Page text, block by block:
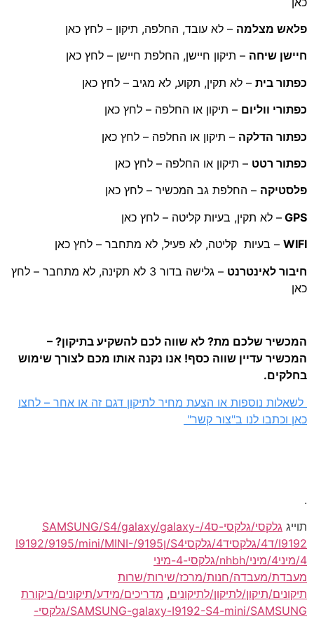
פלאש מצלמה – לא עובד, החלפה, תיקון – לחץ כאן
חיישן שיחה – תיקון חיישן, החלפת חיישן – לחץ כאן
כפתור בית – לא תקין, תקוע, לא מגיב – לחץ כאן
כפתורי ווליום – תיקון או החלפה – לחץ כאן
כפתור הדלקה – תיקון או החלפה – לחץ כאן
כפתור רטט – תיקון או החלפה – לחץ כאן
פלסטיקה – החלפת גב המכשיר – לחץ כאן
GPS – לא תקין, בעיות קליטה – לחץ כאן
WIFI – בעיות קליטה, לא פעיל, לא מתחבר – לחץ כאן
חיבור לאינטרנט
– גלישה בדור 3 לא תקינה, לא מתחבר – לחץ
כאן
המכשיר שלכם מת? לא שווה לכם להשקיע בתיקון? –
המכשיר עדיין שווה כסף! אנו נקנה אותו מכם לצורך שימוש
בחלקים.
לשאלות נוספות או הצעת מחיר לתיקון דגם זה או אחר – לחצו
כאן וכתבו לנו ב"צור קשר"
.
תוייג
גלקסי/גלקסי-ס4/SAMSUNG/S4/galaxy/galaxy-
I9192/ד4/גלקסיד4/גלקסיS4/ן9195/I9192/9195/mini/MINI-
4/מיני4/מיני/nhbh/גלקסי-4-מיני
מעבדת/מעבדה/חנות/מרכז/שירות/שרות
תיקונים/תיקון/לתיקון/לתיקונים, מדריכים/מידע/תיקונים/ביקורת
SAMSUNG-galaxy-I9192-S4-mini/SAMSUNG/גלקסי-